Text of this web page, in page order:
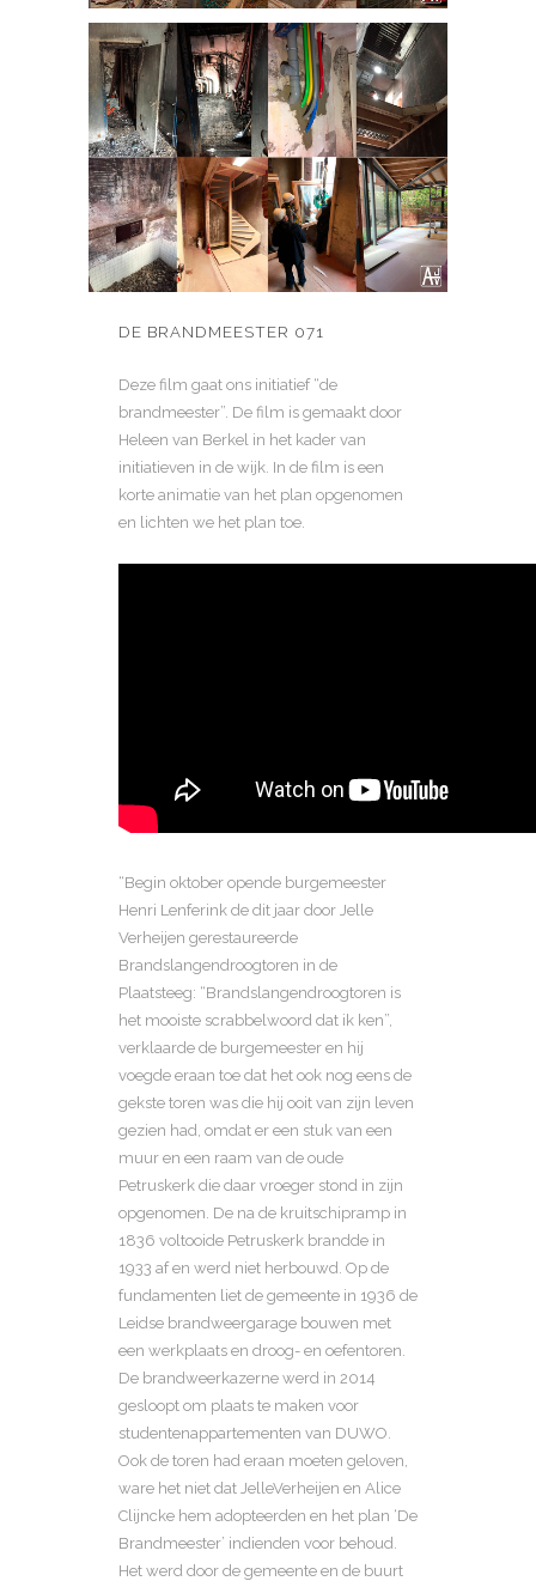
DE BRANDMEESTER 071
Deze film gaat ons initiatief “de
brandmeester”. De film is gemaakt door
Heleen van Berkel in het kader van
initiatieven in de wijk. In de film is een
korte animatie van het plan opgenomen
en lichten we het plan toe.
“Begin oktober opende burgemeester
Henri Lenferink de dit jaar door Jelle
Verheijen gerestaureerde
Brandslangendroogtoren in de
Plaatsteeg: “Brandslangendroogtoren is
het mooiste scrabbelwoord dat ik ken”,
verklaarde de burgemeester en hij
voegde eraan toe dat het ook nog eens de
gekste toren was die hij ooit van zijn leven
gezien had, omdat er een stuk van een
muur en een raam van de oude
Petruskerk die daar vroeger stond in zijn
opgenomen. De na de kruitschipramp in
1836 voltooide Petruskerk brandde in
1933 af en werd niet herbouwd. Op de
fundamenten liet de gemeente in 1936 de
Leidse brandweergarage bouwen met
een werkplaats en droog- en oefentoren.
De brandweerkazerne werd in 2014
gesloopt om plaats te maken voor
studentenappartementen van DUWO.
Ook de toren had eraan moeten geloven,
ware het niet dat JelleVerheijen en Alice
Clijncke hem adopteerden en het plan ‘De
Brandmeester’ indienden voor behoud.
Het werd door de gemeente en de buurt